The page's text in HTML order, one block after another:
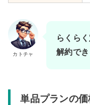
カトチャ
らくら
解約でき
単品プランの価